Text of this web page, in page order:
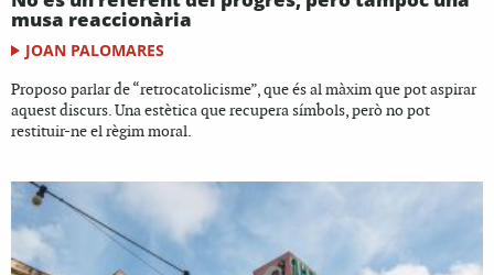
musa reaccionària
JOAN PALOMARES
Proposo parlar de “retrocatolicisme”, que és al màxim que pot aspirar
aquest discurs. Una estètica que recupera símbols, però no pot
restituir-ne el règim moral.